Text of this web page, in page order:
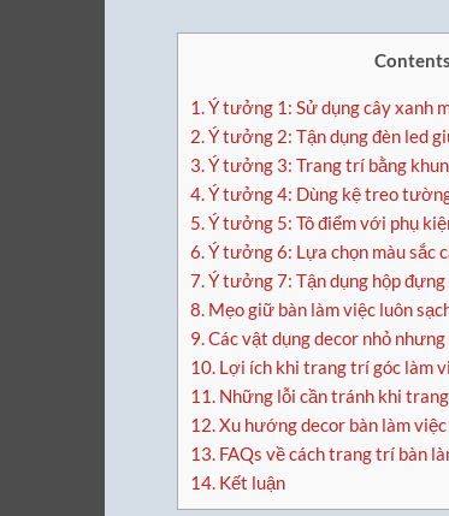
Contents
1.Ý tưởng 1: Sử dụng cây xanh
2.Ý tưởng 2: Tận dụng đèn led
3.Ý tưởng 3: Trang trí bằng
4.Ý tưởng 4: Dùng kệ treo
5.Ý tưởng 5: Tô điểm với phụ
6.Ý tưởng 6: Lựa chọn màu sắc
7.Ý tưởng 7: Tận dụng hộp đựng
8. Mẹo giữ bàn làm việc luôn
9.Các vật dụng decor nhỏ nhưng
10. Lợi ích khi trang trí góc làm
11. Những lỗi cần tránh khi
12.Xu hướng decor bàn làm
13. FAQs về cách trang trí bàn
14. Kết luận